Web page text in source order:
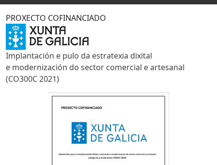
PROXECTO COFINANCIADO
Implantación e pulo da estratexia dixital
e modernización do sector comercial e artesanal
(CO300C 2021)